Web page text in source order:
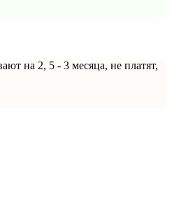
на 2, 5 - 3 месяца, не платят,